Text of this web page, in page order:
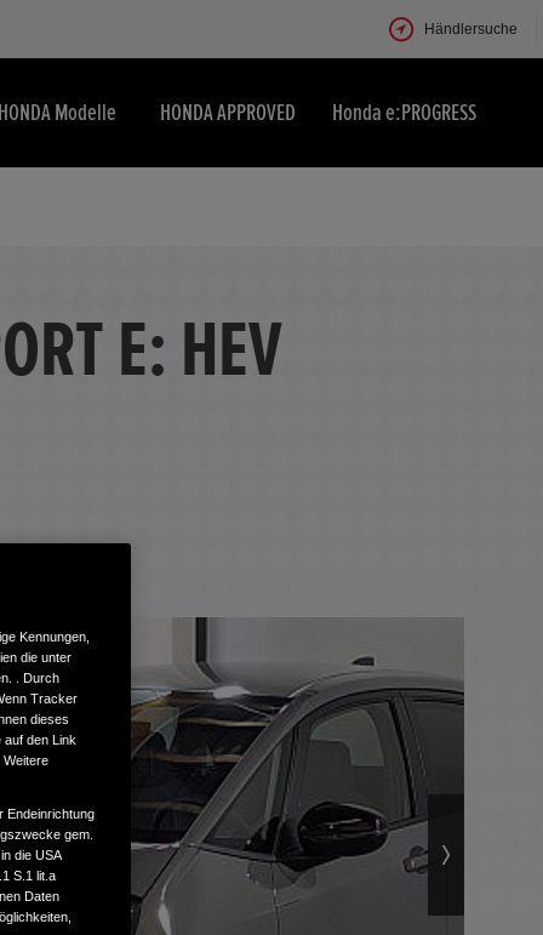
Händlersuche
Modelle HONDA APPROVED Honda e:PROGRESS
E: HEV
Kennungen,
die unter
. Durch
Tracker
dieses
auf den Link
Weitere
Endeinrichtung
gem.
die USA
S.1 lit.a
Daten